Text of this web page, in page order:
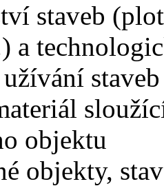
staveb
a
objektu
objekty,